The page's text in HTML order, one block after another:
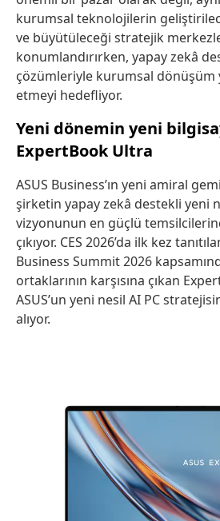
kurumsal teknolojilerin
ve büyütüleceği stratejik
konumlandırırken, yapay zekâ
çözümleriyle kurumsal
etmeyi hedefliyor.
Yeni dönemin yeni
ExpertBook Ultra
ASUS Business’ın yeni amiral
şirketin yapay zekâ destekli yeni
vizyonunun en güçlü
çıkıyor. CES 2026’da ilk kez
Business Summit 2026
ortaklarının karşısına çıkan
ASUS’un yeni nesil AI PC
alıyor.